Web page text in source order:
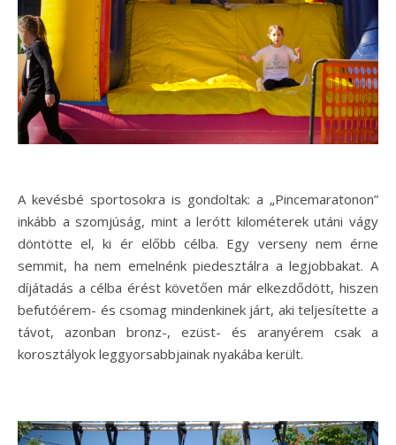
A kevésbé sportosokra is gondoltak: a „Pincemaratonon”
inkább a szomjúság, mint a lerótt kilométerek utáni vágy
döntötte el, ki ér előbb célba. Egy verseny nem érne
semmit, ha nem emelnénk piedesztálra a legjobbakat. A
díjátadás a célba érést követően már elkezdődött, hiszen
befutóérem- és csomag mindenkinek járt, aki teljesítette a
távot, azonban bronz-, ezüst- és aranyérem csak a
korosztályok leggyorsabbjainak nyakába került.